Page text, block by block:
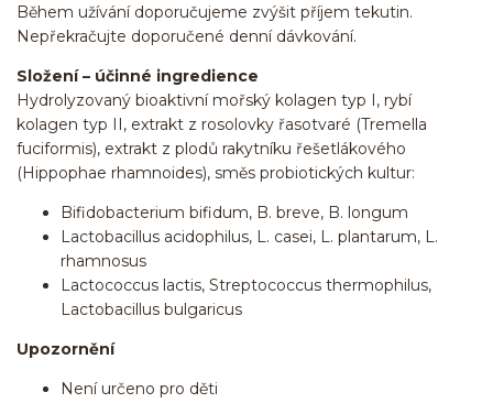
Během užívání doporučujeme zvýšit příjem tekutin.
Nepřekračujte doporučené denní dávkování.
Složení – účinné ingredience
Hydrolyzovaný bioaktivní mořský kolagen typ I, rybí
kolagen typ II, extrakt z rosolovky řasotvaré (Tremella
fuciformis), extrakt z plodů rakytníku řešetlákového
(Hippophae rhamnoides), směs probiotických kultur:
Bifidobacterium bifidum, B. breve, B. longum
Lactobacillus acidophilus, L. casei, L. plantarum, L.
rhamnosus
Lactococcus lactis, Streptococcus thermophilus,
Lactobacillus bulgaricus
Upozornění
Není určeno pro děti